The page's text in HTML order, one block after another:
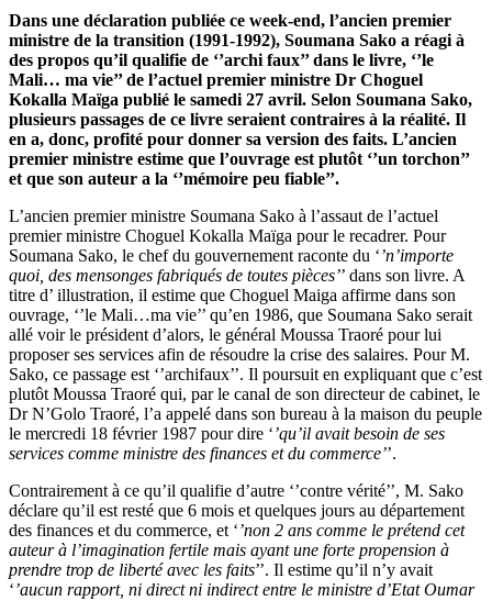
Dans une déclaration publiée ce week-end, l’ancien premier
ministre de la transition (1991-1992), Soumana Sako a réagi à
des propos qu’il qualifie de ‘’archi faux’’ dans le livre, ‘’le
Mali… ma vie’’ de l’actuel premier ministre Dr Choguel
Kokalla Maïga publié le samedi 27 avril. Selon Soumana Sako,
plusieurs passages de ce livre seraient contraires à la réalité. Il
en a, donc, profité pour donner sa version des faits. L’ancien
premier ministre estime que l’ouvrage est plutôt ‘’un torchon’’
et que son auteur a la ‘’mémoire peu fiable’’.
L’ancien premier ministre Soumana Sako à l’assaut de l’actuel
premier ministre Choguel Kokalla Maïga pour le recadrer. Pour
Soumana Sako, le chef du gouvernement raconte du ‘’n’importe
quoi, des mensonges fabriqués de toutes pièces’’ dans son livre. A
titre d’ illustration, il estime que Choguel Maiga affirme dans son
ouvrage, ‘’le Mali…ma vie’’ qu’en 1986, que Soumana Sako serait
allé voir le président d’alors, le général Moussa Traoré pour lui
proposer ses services afin de résoudre la crise des salaires. Pour M.
Sako, ce passage est ‘’archifaux’’. Il poursuit en expliquant que c’est
plutôt Moussa Traoré qui, par le canal de son directeur de cabinet, le
Dr N’Golo Traoré, l’a appelé dans son bureau à la maison du peuple
le mercredi 18 février 1987 pour dire ‘’qu’il avait besoin de ses
services comme ministre des finances et du commerce’’.
Contrairement à ce qu’il qualifie d’autre ‘’contre vérité’’, M. Sako
déclare qu’il est resté que 6 mois et quelques jours au département
des finances et du commerce, et ‘’non 2 ans comme le prétend cet
auteur à l’imagination fertile mais ayant une forte propension à
prendre trop de liberté avec les faits’’. Il estime qu’il n’y avait
‘’aucun rapport, ni direct ni indirect entre le ministre d’Etat Oumar